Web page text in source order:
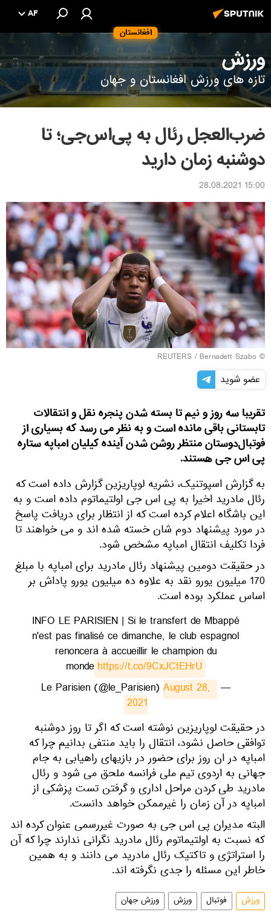
افغانستان
AF
ورزش
تازه های ورزش افغانستان و جهان
ضرب‌العجل رئال به پی‌اس‌جی؛ تا
دوشنبه زمان دارید
15:00 28.08.2021
©
REUTERS / Bernadett Szabo
عضو شوید
تقریبا سه روز و نیم تا بسته شدن پنجره نقل و انتقالات
تابستانی باقی مانده است و به نظر می رسد که بسیاری از
فوتبال‌دوستان منتظر روشن شدن آینده کیلیان امباپه ستاره
پی اس جی هستند.
به گزارش اسپوتنیک، نشریه لوپاریزین گزارش داده است که
رئال مادرید اخیرا به پی اس جی اولتیماتوم داده است و به
این باشگاه اعلام کرده است که از انتظار برای دریافت پاسخ
در مورد پیشنهاد دوم شان خسته شده اند و می خواهند تا
فردا تکلیف انتقال امباپه مشخص شود.
در حقیقت دومین پیشنهاد رئال مادرید برای امباپه با مبلغ
170 میلیون یورو نقد به علاوه ده میلیون یورو پاداش بر
اساس عملکرد بوده است.
INFO LE PARISIEN | Si le transfert de Mbappé
n'est pas finalisé ce dimanche, le club espagnol
renoncera à accueillir le champion du
mondehttps://t.co/9CxJCtEHrU
— Le Parisien (@le_Parisien)
August 28,
2021
در حقیقت لوپاریزین نوشته است که اگر تا روز دوشنبه
توافقی حاصل نشود، انتقال را باید منتفی بدانیم چرا که
امباپه در ان روز برای حضور در بازیهای راهیابی به جام
جهانی به اردوی تیم ملی فرانسه ملحق می شود و رئال
مادرید طی کردن مراحل اداری و گرفتن تست پزشکی از
امباپه در آن زمان را غیرممکن خواهد دانست.
البته مدیران پی اس جی به صورت غیررسمی عنوان کرده اند
که نسبت به اولتیماتوم رئال مادرید نگرانی ندارند چرا که آن
را استراتژی و تاکتیک رئال مادرید می دانند و به همین
خاطر این مسئله را جدی نگرفته اند.
ورزش فوتبال ورزش ورزش جهان